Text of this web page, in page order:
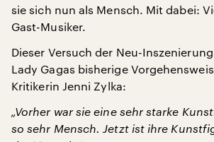
sie sich nun als Mensch. Mit dabei:
Gast-Musiker.
Dieser Versuch der Neu-
Lady Gagas bisherige
Kritikerin Jenni Zylka:
„Vorher war sie eine sehr starke
so sehr Mensch. Jetzt ist ihre